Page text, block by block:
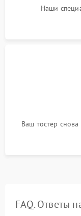
Наши
Ваш тостер
FAQ. Ответы